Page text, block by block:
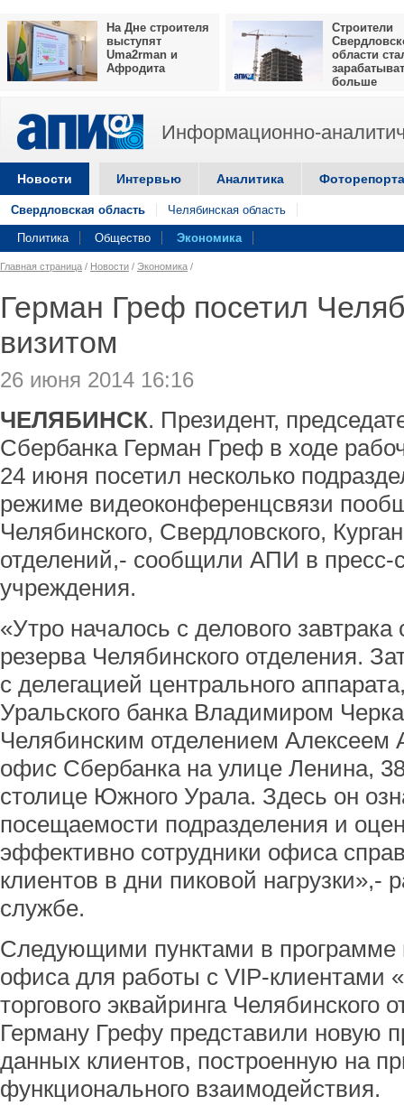
На Дне строителя
выступят
Uma2rman и
Афродита
Строители
области
больше
Информационно-
Новости Интервью Аналитика
Свердловская область Челябинская область
Политика Общество Экономика
Главная страница / Новости / Экономика /
Герман Греф посетил
визитом
26 июня 2014 16:16
ЧЕЛЯБИНСК. Президент,
Сбербанка Герман Греф в ходе
24 июня посетил несколько
режиме видеоконференцсвязи
Челябинского, Свердловского,
отделений,- сообщили АПИ в пресс-
учреждения.
«Утро началось с делового
резерва Челябинского отделения.
с делегацией центрального
Уральского банка Владимиром
Челябинским отделением Алексеем
офис Сбербанка на улице Ленина,
столице Южного Урала. Здесь он
посещаемости подразделения и
эффективно сотрудники офиса
клиентов в дни пиковой нагрузки»,-
службе.
Следующими пунктами в программе
офиса для работы с VIP-клиентами
торгового эквайринга Челябинского
Герману Грефу представили новую
данных клиентов, построенную на
функционального взаимодействия.